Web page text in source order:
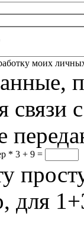
моих
связи
* 3 + 9 =
для